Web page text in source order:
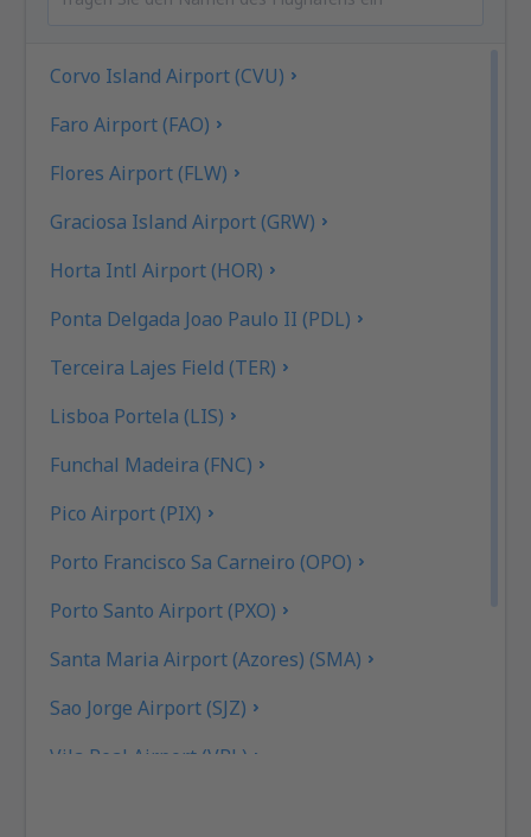
Corvo Island Airport (CVU)
Faro Airport (FAO)
Flores Airport (FLW)
Graciosa Island Airport (GRW)
Horta Intl Airport (HOR)
Ponta Delgada Joao Paulo II (PDL)
Terceira Lajes Field (TER)
Lisboa Portela (LIS)
Funchal Madeira (FNC)
Pico Airport (PIX)
Porto Francisco Sa Carneiro (OPO)
Porto Santo Airport (PXO)
Santa Maria Airport (Azores) (SMA)
Sao Jorge Airport (SJZ)
Vila Real Airport (VRL)